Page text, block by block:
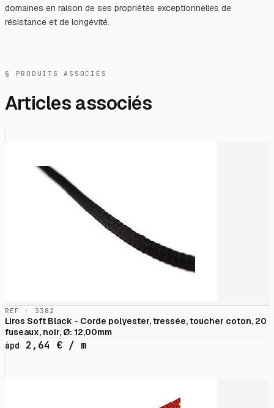
domaines en raison de ses propriétés exceptionnelles de
résistance et de longévité.
§ PRODUITS ASSOCIÉS
Articles associés
RÉF · 3382
Liros Soft Black - Corde polyester, tressée, toucher coton, 20
fuseaux, noir, Ø: 12,00mm
àpd
2,64 € / m